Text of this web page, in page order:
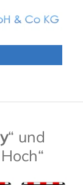
“ und